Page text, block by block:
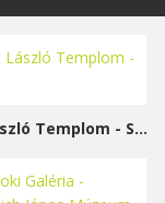
Szent László Templom - Sárvár